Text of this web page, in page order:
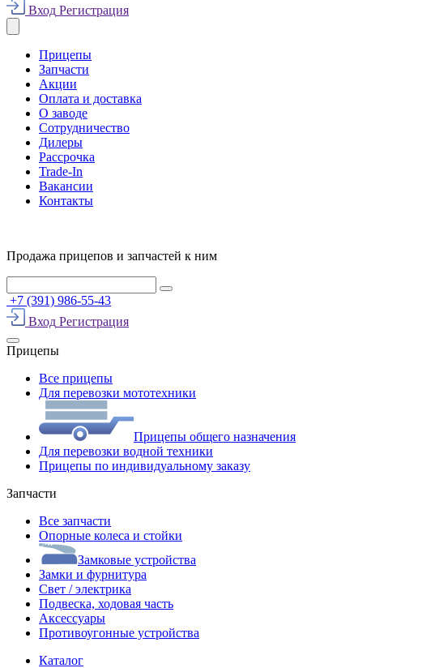
Вход Регистрация
Прицепы
Запчасти
Акции
Оплата и доставка
О заводе
Сотрудничество
Дилеры
Рассрочка
Trade-In
Вакансии
Контакты
Продажа прицепов и запчастей к ним
+7 (391) 986-55-43
Вход Регистрация
Прицепы
Все прицепы
Для перевозки мототехники
Прицепы общего назначения
Для перевозки водной техники
Прицепы по индивидуальному заказу
Запчасти
Все запчасти
Опорные колеса и стойки
Замковые устройства
Замки и фурнитура
Свет / электрика
Подвеска, ходовая часть
Аксессуары
Противоугонные устройства
Каталог